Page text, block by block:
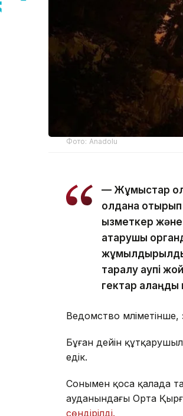
Фото: Anadolu
— Жұмыстар
қолдана отырып
қызметкер
атқарушы
жұмылдырылды.
таралу қаупі
гектар алаңды
Ведомство
Бұған дейін
едік.
Сонымен қоса қалада
ауданындағы Орта
сөндірілді.